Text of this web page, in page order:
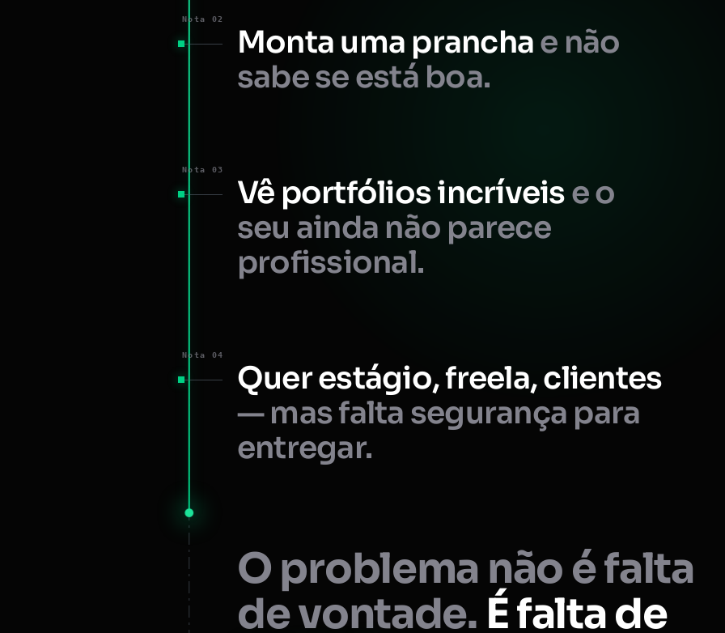
Nota 02
Monta uma pranchae não
sabe se está boa.
Nota 03
Vê portfólios incríveise o
seu ainda não parece
profissional.
Nota 04
Quer estágio, freela, clientes
— mas falta segurança para
entregar.
O problema não é falta
de vontade. É falta de